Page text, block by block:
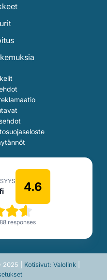
4.6
responses
| Kotisivut: Valolink|